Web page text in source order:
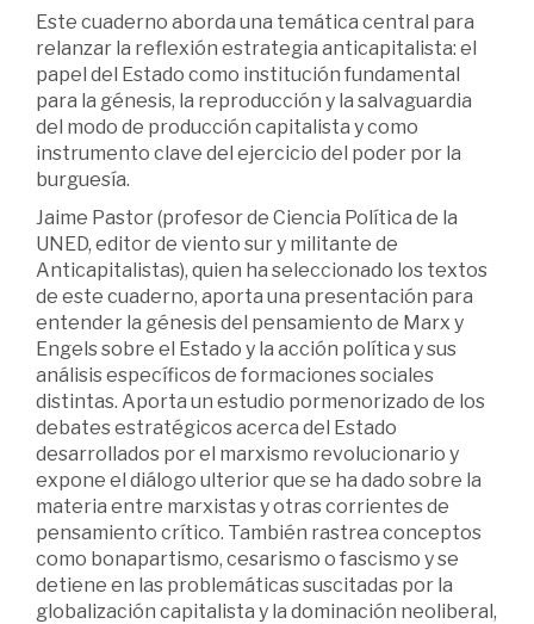
Este cuaderno aborda una temática central para
relanzar la reflexión estrategia anticapitalista: el
papel del Estado como institución fundamental
para la génesis, la reproducción y la salvaguardia
del modo de producción capitalista y como
instrumento clave del ejercicio del poder por la
burguesía.
Jaime Pastor (profesor de Ciencia Política de la
UNED, editor de viento sur y militante de
Anticapitalistas), quien ha seleccionado los textos
de este cuaderno, aporta una presentación para
entender la génesis del pensamiento de Marx y
Engels sobre el Estado y la acción política y sus
análisis específicos de formaciones sociales
distintas. Aporta un estudio pormenorizado de los
debates estratégicos acerca del Estado
desarrollados por el marxismo revolucionario y
expone el diálogo ulterior que se ha dado sobre la
materia entre marxistas y otras corrientes de
pensamiento crítico. También rastrea conceptos
como bonapartismo, cesarismo o fascismo y se
detiene en las problemáticas suscitadas por la
globalización capitalista y la dominación neoliberal,